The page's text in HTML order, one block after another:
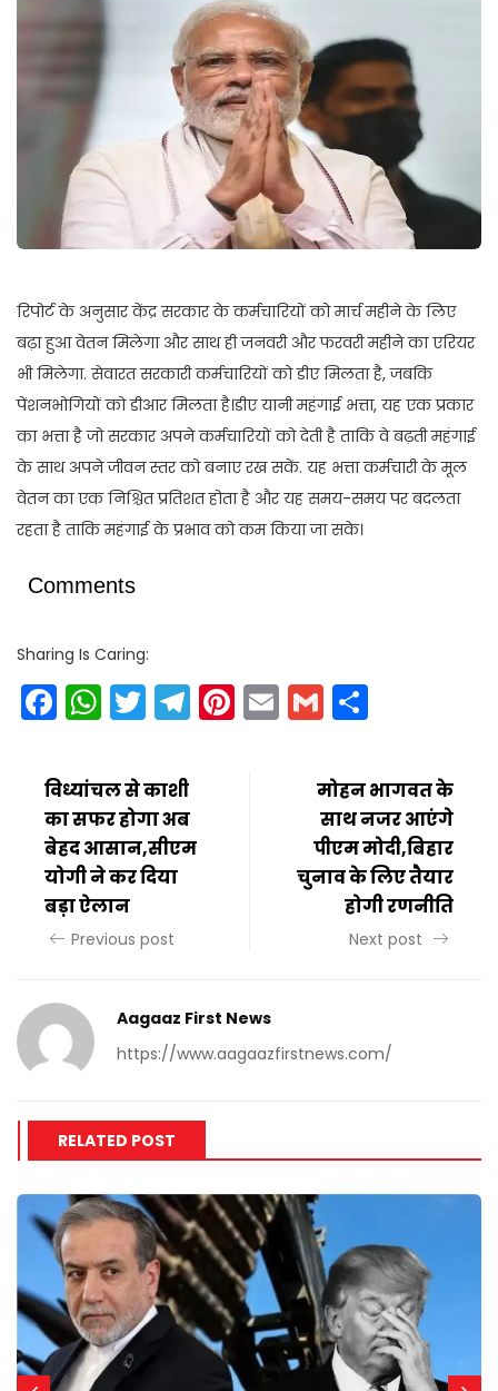
रिपोर्ट के अनुसार केंद्र सरकार के कर्मचारियों को मार्च महीने के लिए
बढ़ा हुआ वेतन मिलेगा और साथ ही जनवरी और फरवरी महीने का एरियर
भी मिलेगा. सेवारत सरकारी कर्मचारियों को डीए मिलता है, जबकि
पेंशनभोगियों को डीआर मिलता है।डीए यानी महंगाई भत्ता, यह एक प्रकार
का भत्ता है जो सरकार अपने कर्मचारियों को देती है ताकि वे बढ़ती महंगाई
के साथ अपने जीवन स्तर को बनाए रख सकें. यह भत्ता कर्मचारी के मूल
वेतन का एक निश्चित प्रतिशत होता है और यह समय-समय पर बदलता
रहता है ताकि महंगाई के प्रभाव को कम किया जा सके।
Comments
Sharing Is Caring:
Facebook
WhatsApp
Twitter
Telegram
Pinterest
EmailGmail
विध्यांचल से काशी
का सफर होगा अब
बेहद आसान,सीएम
योगी ने कर दिया
बड़ा ऐलान
Previous post
मोहन भागवत के
साथ नजर आएंगे
पीएम मोदी,बिहार
चुनाव के लिए तैयार
होगी रणनीति
Next post
Aagaaz First News
https://www.aagaazfirstnews.com/
RELATED POST